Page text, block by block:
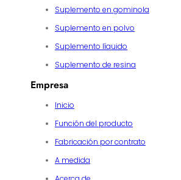
Suplemento en gominola
Suplemento en polvo
Suplemento líquido
Suplemento de resina
Empresa
Inicio
Función del producto
Fabricación por contrato
A medida